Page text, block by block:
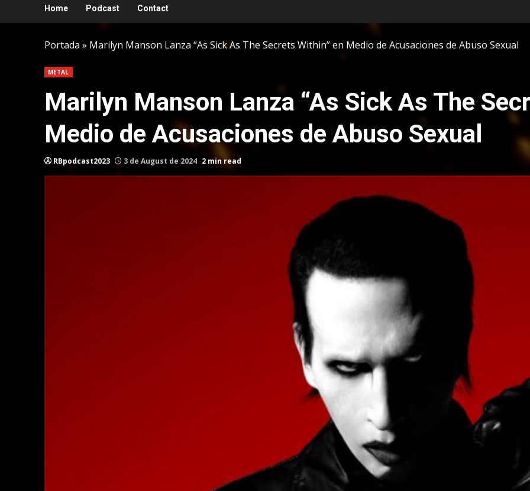
Home Podcast Contact
Portada » Marilyn Manson Lanza “As Sick As The Secrets Within” en Medio de Acusaciones de Abuso Sexual
METAL
Marilyn Manson Lanza “As Sick As The
Medio de Acusaciones de Abuso Sexual
RBpodcast2023 3 de August de 2024 2 min read